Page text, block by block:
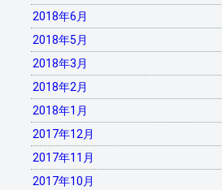
2018年6月
2018年5月
2018年3月
2018年2月
2018年1月
2017年12月
2017年11月
2017年10月